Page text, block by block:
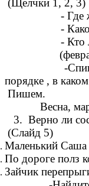
(Щелчки 1, 2, 3)
- Где же
- Какое
- Кто
-Спишите в
порядке , в
Пишем.
Весна, март,
3. Верно ли
(Слайд 5)
Маленький Саша
По дороге полз
Зайчик